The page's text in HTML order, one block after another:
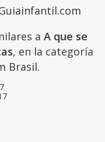
a A que se
, en la categoría
Brasil.